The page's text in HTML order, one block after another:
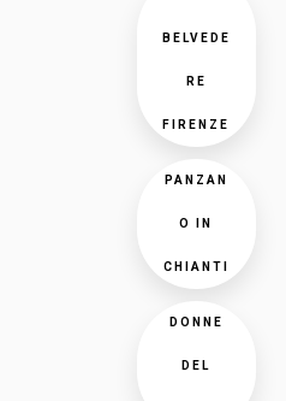
BELVEDE
RE
FIRENZE
PANZAN
O IN
CHIANTI
DONNE
DEL